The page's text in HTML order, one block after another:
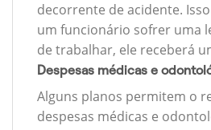
decorrente de acidente.
um funcionário sofrer uma
de trabalhar, ele receberá
Despesas médicas e
Alguns planos permitem o
despesas médicas e